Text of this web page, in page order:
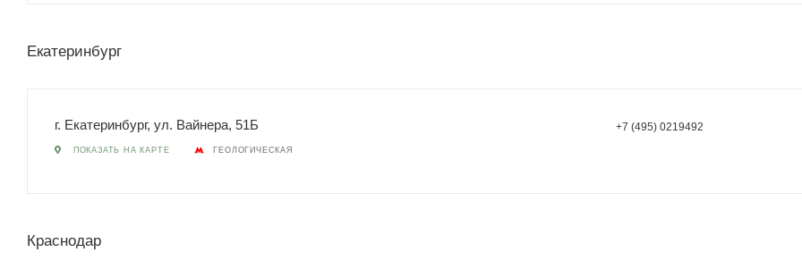
Екатеринбург
г. Екатеринбург, ул. Вайнера, 51Б
ПОКАЗАТЬ НА КАРТЕ ГЕОЛОГИЧЕСКАЯ
+7 (495) 0219492
Краснодар